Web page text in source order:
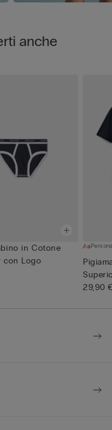
anche
in Cotone
con Logo
29,90